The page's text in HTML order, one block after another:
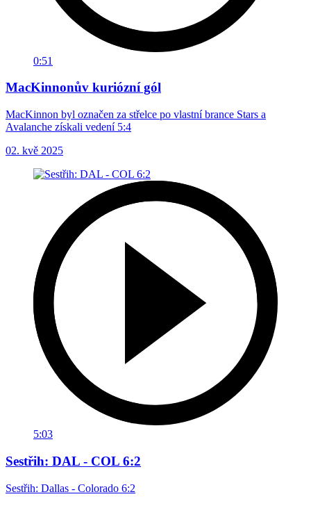
0:51
MacKinnonův kuriózní gól
MacKinnon byl označen za střelce po vlastní brance Stars a
Avalanche získali vedení 5:4
02. kvě 2025
5:03
Sestřih: DAL - COL 6:2
Sestřih: Dallas - Colorado 6:2